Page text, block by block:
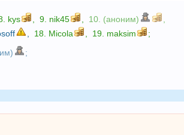
kys 9. nik45 10. (аноним)
18. Micola 19. maksim
;
;